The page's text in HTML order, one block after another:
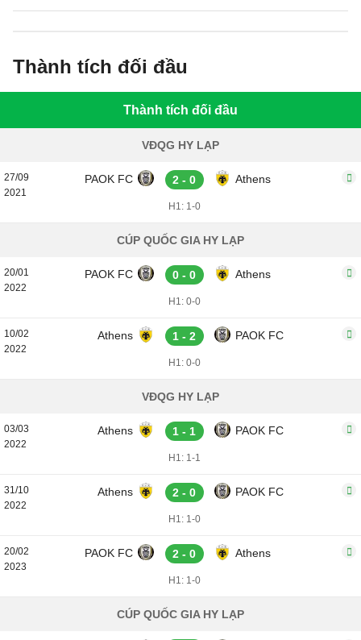
Thành tích đối đầu
Thành tích đối đầu
VĐQG HY LẠP
27/09
2021
PAOK FC 2 - 0 Athens
H1: 1-0
CÚP QUỐC GIA HY LẠP
20/01
2022
PAOK FC 0 - 0 Athens
H1: 0-0
10/02
2022
Athens 1 - 2 PAOK FC
H1: 0-0
VĐQG HY LẠP
03/03
2022
Athens 1 - 1 PAOK FC
H1: 1-1
31/10
2022
Athens 2 - 0 PAOK FC
H1: 1-0
20/02
2023
PAOK FC 2 - 0 Athens
H1: 1-0
CÚP QUỐC GIA HY LẠP